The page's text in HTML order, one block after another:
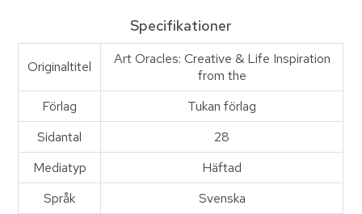
Specifikationer
Originaltitel
Art Oracles: Creative & Life Inspiration
from the
Förlag
Tukan förlag
Sidantal
28
Mediatyp
Häftad
Språk
Svenska